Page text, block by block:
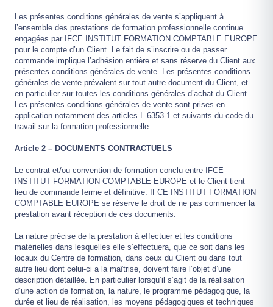
Les présentes conditions générales de vente s’appliquent à
l’ensemble des prestations de formation professionnelle continue
engagées par IFCE INSTITUT FORMATION COMPTABLE EUROPE
pour le compte d’un Client. Le fait de s’inscrire ou de passer
commande implique l’adhésion entière et sans réserve du Client aux
présentes conditions générales de vente. Les présentes conditions
générales de vente prévalent sur tout autre document du Client, et
en particulier sur toutes les conditions générales d’achat du Client.
Les présentes conditions générales de vente sont prises en
application notamment des articles L 6353-1 et suivants du code du
travail sur la formation professionnelle.
Article 2 – DOCUMENTS CONTRACTUELS
Le contrat et/ou convention de formation conclu entre IFCE
INSTITUT FORMATION COMPTABLE EUROPE et le Client tient
lieu de commande ferme et définitive. IFCE INSTITUT FORMATION
COMPTABLE EUROPE se réserve le droit de ne pas commencer la
prestation avant réception de ces documents.
La nature précise de la prestation à effectuer et les conditions
matérielles dans lesquelles elle s’effectuera, que ce soit dans les
locaux du Centre de formation, dans ceux du Client ou dans tout
autre lieu dont celui-ci a la maîtrise, doivent faire l’objet d’une
description détaillée. En particulier lorsqu’il s’agit de la réalisation
d’une action de formation, la nature, le programme pédagogique, la
durée et lieu de réalisation, les moyens pédagogiques et techniques